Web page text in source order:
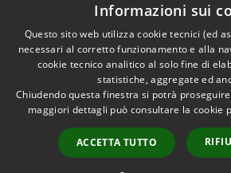
Dichiarazione di accessibilità
RSS
Accessibilità
Informazioni sui
Questo sito web utilizza cookie tecnici (ed
necessari al corretto funzionamento e alla
cookie tecnico analitico al solo fine di
statistiche, aggregate ed
Chiudendo questa finestra si potrà
maggiori dettagli può consultare la cookie
ACCETTA TUTTO